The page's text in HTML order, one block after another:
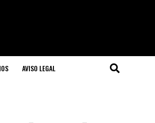
AVISO LEGAL